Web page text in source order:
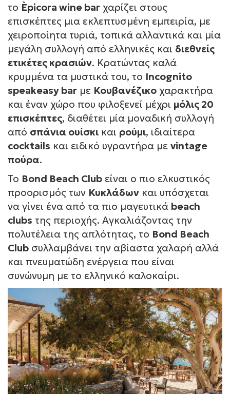
το Èpicora wine bar χαρίζει στους
επισκέπτες μια εκλεπτυσμένη εμπειρία, με
χειροποίητα τυριά, τοπικά αλλαντικά και μία
μεγάλη συλλογή από ελληνικές και διεθνείς
ετικέτες κρασιών. Κρατώντας καλά
κρυμμένα τα μυστικά του, το Incognito
speakeasy bar με Κουβανέζικο χαρακτήρα
και έναν χώρο που φιλοξενεί μέχρι μόλις 20
επισκέπτες, διαθέτει μία μοναδική συλλογή
από σπάνια ουίσκι και ρούμι, ιδιαίτερα
cocktails και ειδικό υγραντήρα με vintage
πούρα.
Το Bond Beach Club είναι ο πιο ελκυστικός
προορισμός των Κυκλάδων και υπόσχεται
να γίνει ένα από τα πιο μαγευτικά beach
clubs της περιοχής. Αγκαλιάζοντας την
πολυτέλεια της απλότητας, το Bond Beach
Club συλλαμβάνει την αβίαστα χαλαρή αλλά
και πνευματώδη ενέργεια που είναι
συνώνυμη με το ελληνικό καλοκαίρι.